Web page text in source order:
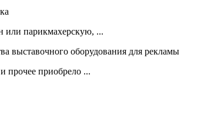
или парикмахерскую, ...
прочее приобрело ...